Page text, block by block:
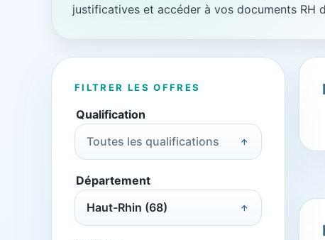
justificatives et accéder à vos documents RH
FILTRER LES OFFRES
Qualification
Toutes les qualifications
Département
Haut-Rhin (68)